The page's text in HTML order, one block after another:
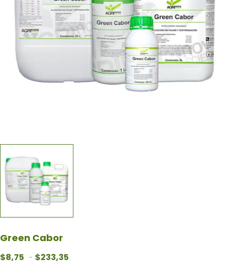
Green Cabor
$8,75 - $233,35